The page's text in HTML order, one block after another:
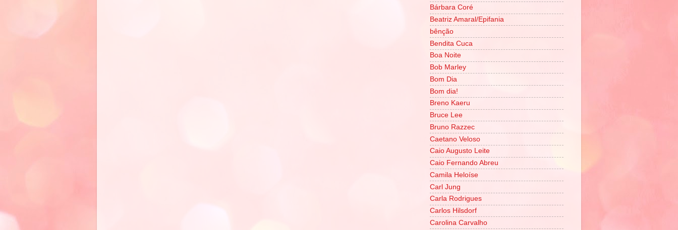
Bárbara Coré
Beatriz Amaral/Epifania
bênção
Bendita Cuca
Boa Noite
Bob Marley
Bom Dia
Bom dia!
Breno Kaeru
Bruce Lee
Bruno Razzec
Caetano Veloso
Caio Augusto Leite
Caio Fernando Abreu
Camila Heloíse
Carl Jung
Carla Rodrigues
Carlos Hilsdorf
Carolina Carvalho